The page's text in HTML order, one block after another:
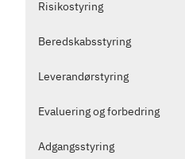
Risikostyring
Beredskabsstyring
Leverandørstyring
Evaluering og forbedring
Adgangsstyring